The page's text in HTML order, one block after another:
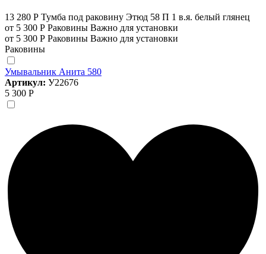
13 280 Р Тумба под раковину Этюд 58 П 1 в.я. белый глянец
от 5 300 Р Раковины Важно для установки
от 5 300 Р Раковины Важно для установки
Раковины
Умывальник Анита 580
Артикул: У22676
5 300 Р